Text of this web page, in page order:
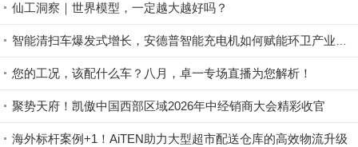
仙工洞察｜世界模型，一定越大越好吗？
智能清扫车爆发式增长，安德普智能充电机如何赋能环卫产业升级？
您的工况，该配什么车？八月，卓一专场直播为您解析！
聚势天府！凯傲中国西部区域2026年中经销商大会精彩收官
海外标杆案例+1！AiTEN助力大型超市配送仓库的高效物流升级